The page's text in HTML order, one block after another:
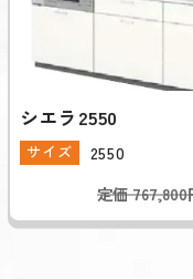
シエラ2550
サイズ 2550
定価 767,800